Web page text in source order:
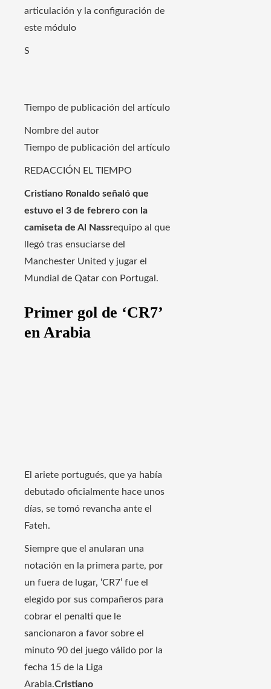
articulación y la configuración de
este módulo
S
Tiempo de publicación del artículo
Nombre del autor
Tiempo de publicación del artículo
REDACCIÓN EL TIEMPO
Cristiano Ronaldo señaló que
estuvo el 3 de febrero con la
camiseta de Al Nassrequipo al que
llegó tras ensuciarse del
Manchester United y jugar el
Mundial de Qatar con Portugal.
Primer gol de ‘CR7’
en Arabia
El ariete portugués, que ya había
debutado oficialmente hace unos
días, se tomó revancha ante el
Fateh.
Siempre que el anularan una
notación en la primera parte, por
un fuera de lugar, ‘CR7’ fue el
elegido por sus compañeros para
cobrar el penalti que le
sancionaron a favor sobre el
minuto 90 del juego válido por la
fecha 15 de la Liga
Arabia.Cristiano